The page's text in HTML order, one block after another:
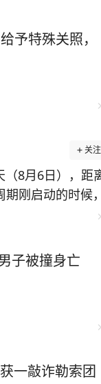
予特殊关照，
关注
（8月6日），距
刚启动的时候，
跌幅不断扩张
号汽油预计下跌
下跌0.31元/
官方公告为准。
子被撞身亡
一敲诈勒索团